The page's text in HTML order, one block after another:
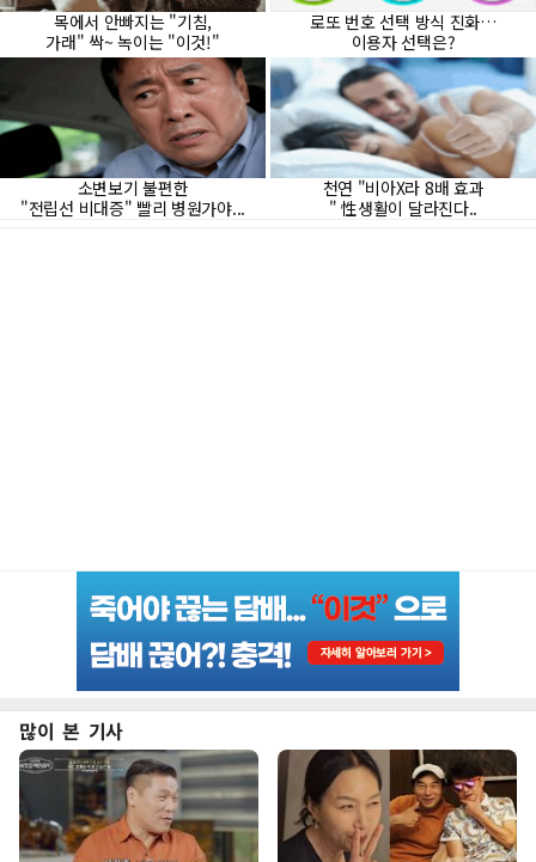
많이 본 기사